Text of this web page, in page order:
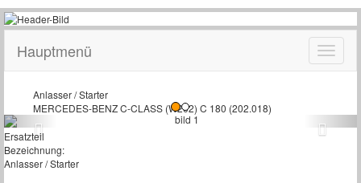
Hauptmenü
Anlasser / Starter
MERCEDES-BENZ C-CLASS (W202) C 180 (202.018)
Ersatzteil
Bezeichnung:
Anlasser / Starter